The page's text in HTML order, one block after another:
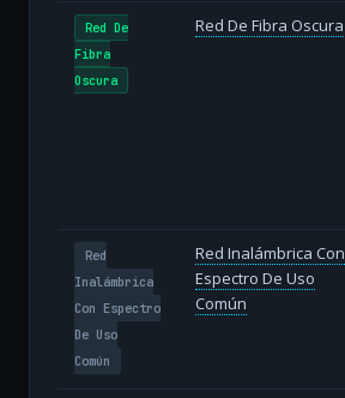
Red De
Fibra
Oscura
Red De Fibra Oscura
Red
Inalámbrica
Con Espectro
De Uso
Común
Red Inalámbrica Con
Espectro De Uso
Común